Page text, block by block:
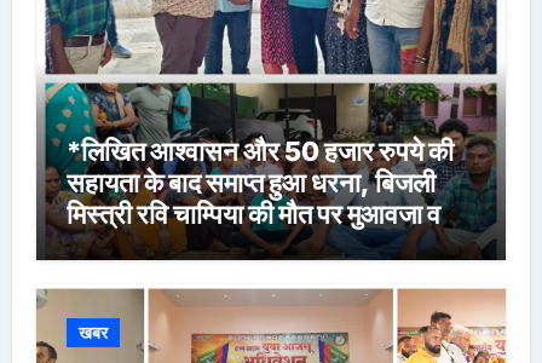
*लिखित आश्वासन और 50 हजार रुपये की
सहायता के बाद समाप्त हुआ धरना, बिजली
मिस्त्री रवि चाम्पिया की मौत पर मुआवजा व
नौकरी की मांग*
खबर